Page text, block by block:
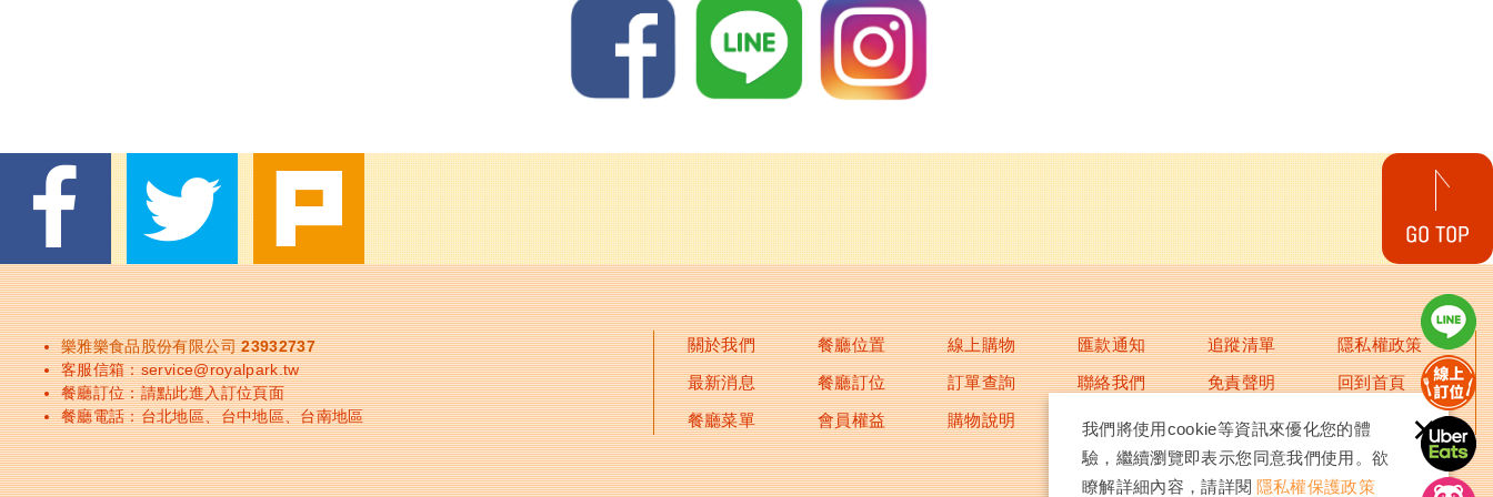
我們將使用cookie等資訊來優化您的體
驗，繼續瀏覽即表示您同意我們使用。欲
瞭解詳細內容，請詳閱 隱私權保護政策
×
樂雅樂食品股份有限公司 23932737
客服信箱：service@royalpark.tw
餐廳訂位：請點此進入訂位頁面
餐廳電話：台北地區、台中地區、台南地區
關於我們
最新消息
餐廳菜單
餐廳位置
餐廳訂位
會員權益
線上購物
訂單查詢
購物說明
匯款通知
聯絡我們
人力招募
追蹤清單
免責聲明
使用條款
隱私權政策
回到首頁